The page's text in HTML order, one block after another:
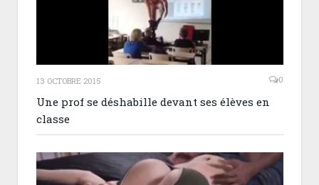
13 OCTOBRE 2015 0
Une prof se déshabille devant ses élèves en
classe